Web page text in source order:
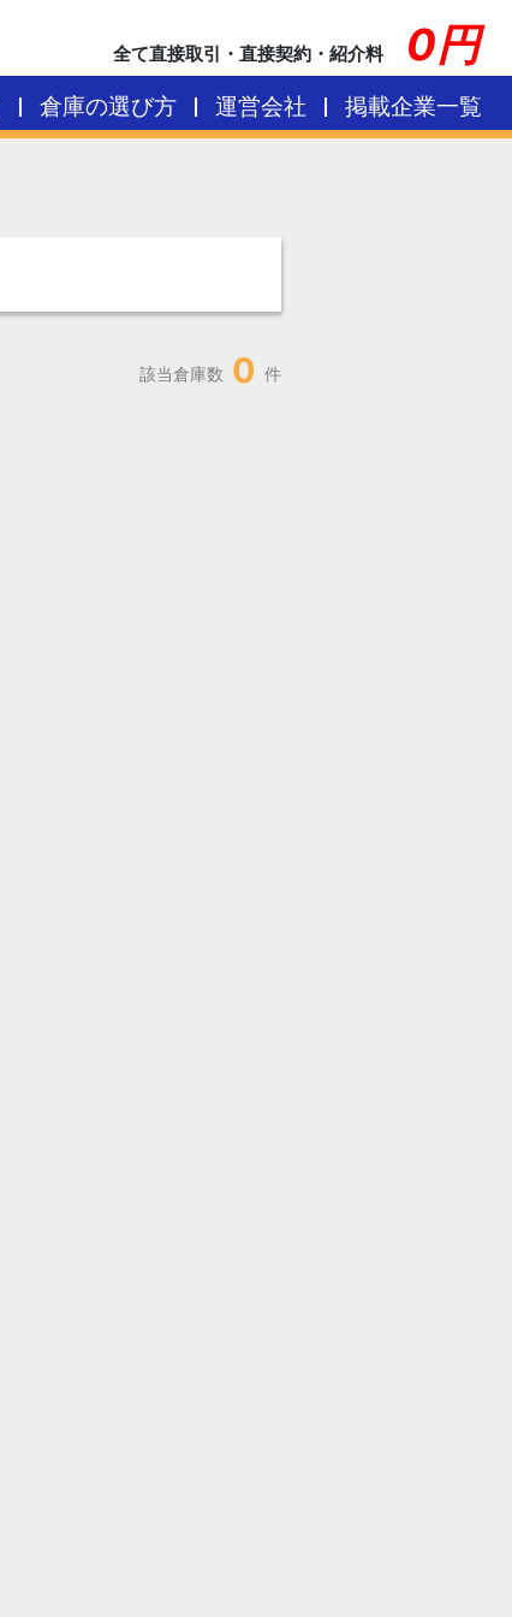
全て直接取引・直接契約・紹介料 0円
倉庫の選び方 運営会社 掲載企業一覧
該当倉庫数 0 件